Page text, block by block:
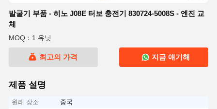
발굴기 부품 - 히노 J08E 터보 충전기 830724-5008S - 엔진 교
체
MOQ：1 유닛
최고의 가격 지금 얘기해
제품 설명
원래 장소
중국